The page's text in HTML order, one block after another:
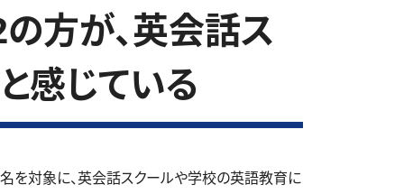
方が、英会話ス
感じている
を対象に、英会話スクールや学校の英語教育に